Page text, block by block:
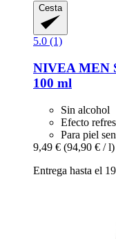
Cesta
5.0 (1)
NIVEA MEN
100 ml
Sin alcohol
Efecto
Para piel
9,49 € (94,90 € / l)
Entrega hasta el